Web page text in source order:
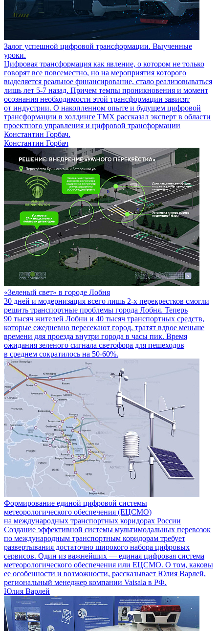
Залог успешной цифровой трансформации. Выученные
уроки.
Цифровая трансформация как явление, о котором не только
говорят все повсеместно, но на мероприятия которого
выделяется реальное финансирование, стало реализовываться
лишь лет 5-7 назад. Причем темпы проникновения и момент
осознания необходимости этой трансформации зависят
от индустрии. О накопленном опыте и будущем цифровой
трансформации в холдинге ТМХ рассказал эксперт в области
проектного управления и цифровой трансформации
Константин Горбач.
Константин Горбач
«Зеленый свет» в городе Лобня
30 дней и модернизация всего лишь 2-х перекрестков смогли
решить транспортные проблемы города Лобня. Теперь
90 тысяч жителей Лобни и 40 тысяч транспортных средств,
которые ежедневно пересекают город, тратят вдвое меньше
времени для проезда внутри города в часы пик. Время
ожидания зеленого сигнала светофора для пешеходов
в среднем сократилось на 50-60%.
Формирование единой цифровой системы
метеорологического обеспечения (ЕЦСМО)
на международных транспортных коридорах России
Создание эффективной системы мультимодальных перевозок
по международным транспортным коридорам требует
развертывания достаточно широкого набора цифровых
сервисов. Один из важнейших — единая цифровая система
метеорологического обеспечения или ЕЦСМО. О том, каковы
ее особенности и возможности, рассказывает Юлия Варлей,
региональный менеджер компании Vaisala в РФ.
Юлия Варлей